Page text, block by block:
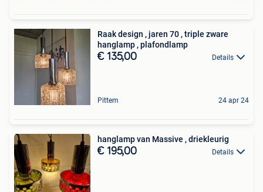
Raak design , jaren 70 , triple zware
hanglamp , plafondlamp
€ 135,00 Details
Pittem 24 apr 24
hanglamp van Massive , driekleurig
€ 195,00 Details